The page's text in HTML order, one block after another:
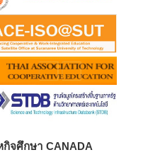
กิจศึกษา CANADA